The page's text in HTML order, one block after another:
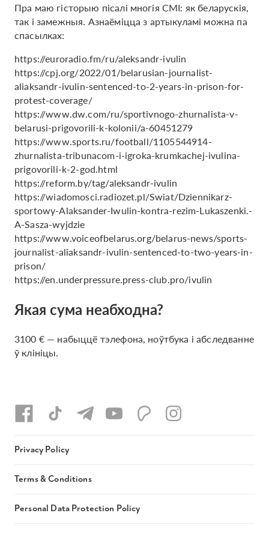
Пра маю гісторыю пісалі многія СМІ: як беларускія,
так і замежныя. Азнаёміцца з артыкуламі можна па
спасылках:
https://euroradio.fm/ru/aleksandr-ivulin
https://cpj.org/2022/01/belarusian-journalist-
aliaksandr-ivulin-sentenced-to-2-years-in-prison-for-
protest-coverage/
https://www.dw.com/ru/sportivnogo-zhurnalista-v-
belarusi-prigovorili-k-kolonii/a-60451279
https://www.sports.ru/football/1105544914-
zhurnalista-tribunacom-i-igroka-krumkachej-ivulina-
prigovorili-k-2-god.html
https://reform.by/tag/aleksandr-ivulin
https://wiadomosci.radiozet.pl/Swiat/Dziennikarz-
sportowy-Alaksander-Iwulin-kontra-rezim-Lukaszenki.-
A-Sasza-wyjdzie
https://www.voiceofbelarus.org/belarus-news/sports-
journalist-aliaksandr-ivulin-sentenced-to-two-years-in-
prison/
https://en.underpressure.press-club.pro/ivulin
Якая сума неабходна?
3100 € — набыццё тэлефона, ноўтбука і абследванне
ў клініцы.
Privacy Policy
Terms & Conditions
Personal Data Protection Policy